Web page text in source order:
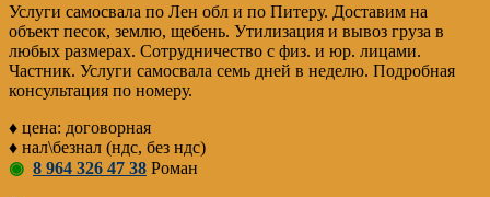
Услуги самосвала по Лен обл и по Питеру. Доставим на
объект песок, землю, щебень. Утилизация и вывоз груза в
любых размерах. Сотрудничество с физ. и юр. лицами.
Частник. Услуги самосвала семь дней в неделю. Подробная
консультация по номеру.
♦ цена: договорная
♦ нал\безнал (ндс, без ндс)
◉ 8 964 326 47 38 Роман